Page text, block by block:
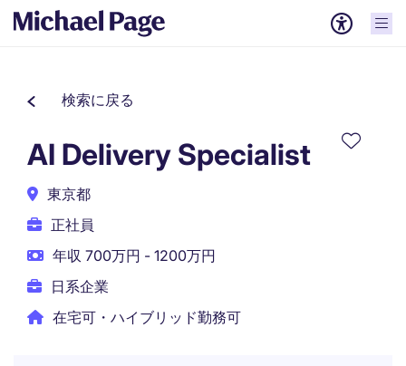
検索に戻る
AI Delivery Specialist
東京都
正社員
年収 700万円 - 1200万円
日系企業
在宅可・ハイブリッド勤務可